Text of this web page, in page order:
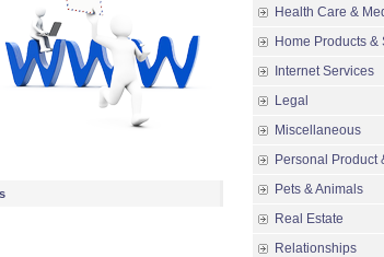
Health Care &
Home Products &
Internet Services
Legal
Miscellaneous
Personal Product
Pets & Animals
Real Estate
Relationships